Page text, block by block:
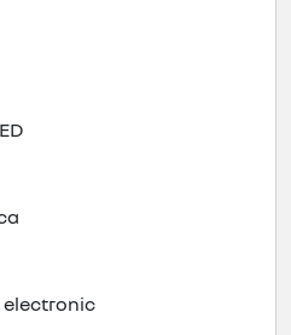
electronic